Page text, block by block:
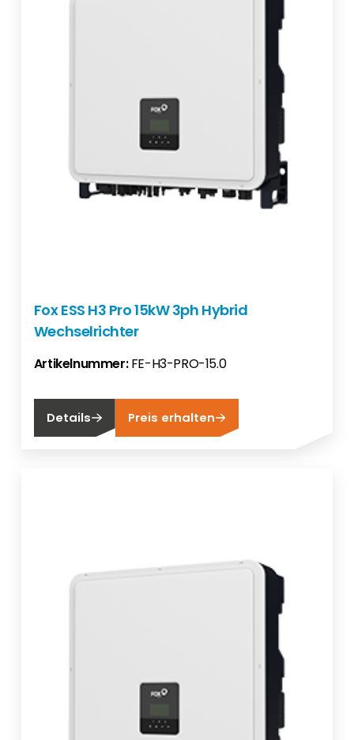
Fox ESS H3 Pro 15kW 3ph Hybrid
Wechselrichter
Artikelnummer:FE-H3-PRO-15.0
Details Preis erhalten